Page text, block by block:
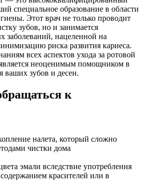
специальное образование в области
Этот врач не только проводит
зубов, но и занимается
заболеваний, нацеленной на
риска развития кариеса.
всех аспектов ухода за ротовой
неоценимым помощником в
ваших зубов и десен.
к
налета, который сложно
чистки дома
эмали вследствие употребления
красителей или в